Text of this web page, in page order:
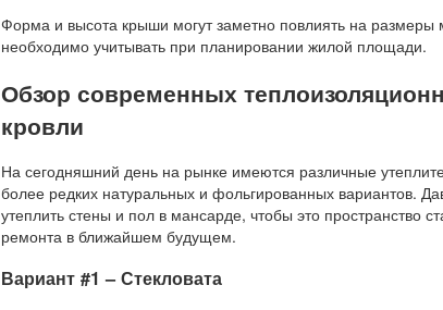
Форма и высота крыши могут заметно повлиять на размеры
необходимо учитывать при планировании жилой площади.
Обзор современных
кровли
На сегодняшний день на рынке имеются различные
более редких натуральных и фольгированных вариантов.
утеплить стены и пол в мансарде, чтобы это пространство
ремонта в ближайшем будущем.
Вариант #1 – Стекловата